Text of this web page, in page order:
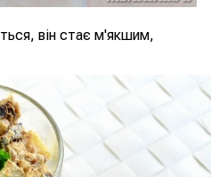
він стає м'якшим,